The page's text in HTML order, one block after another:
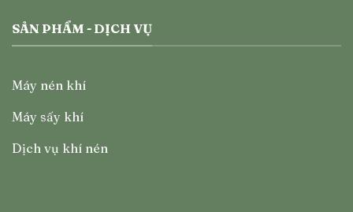
SẢN PHẨM - DỊCH VỤ
Máy nén khí
Máy sấy khí
Dịch vụ khí nén